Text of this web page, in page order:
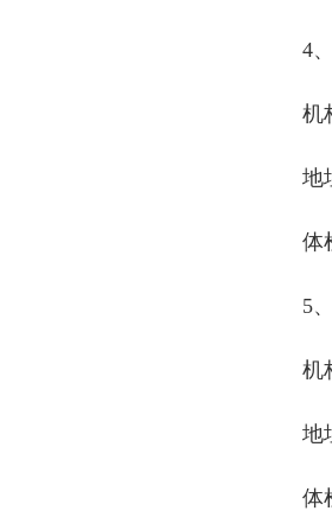
4、
机构
地址:
体检
5、
机构
地址:
体检